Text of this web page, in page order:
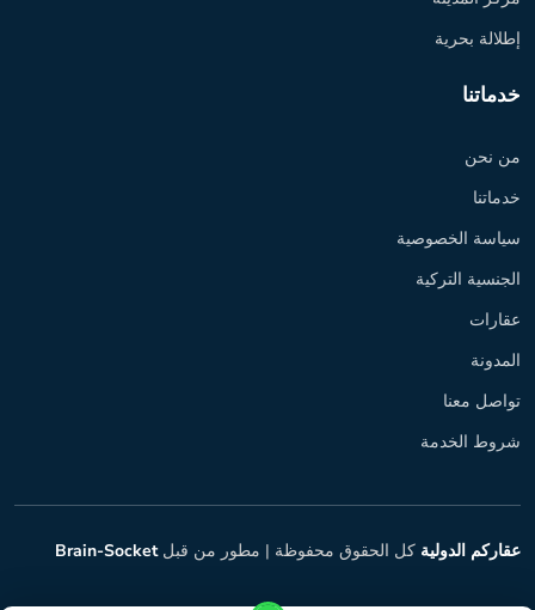
إطلالة بحرية
خدماتنا
من نحن
خدماتنا
سياسة الخصوصية
الجنسية التركية
عقارات
المدونة
تواصل معنا
شروط الخدمة
عقاركم الدولية كل الحقوق محفوظة | مطور من قبلBrain-Socket